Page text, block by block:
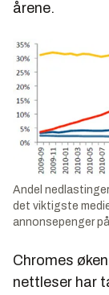
årene.
Andel
det viktigste
annonsepenger
Chromes
nettleser har